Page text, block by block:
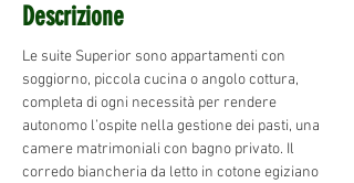
Descrizione
Le suite Superior sono appartamenti con
soggiorno, piccola cucina o angolo cottura,
completa di ogni necessità per rendere
autonomo l’ospite nella gestione dei pasti, una
camere matrimoniali con bagno privato. Il
corredo biancheria da letto in cotone egiziano